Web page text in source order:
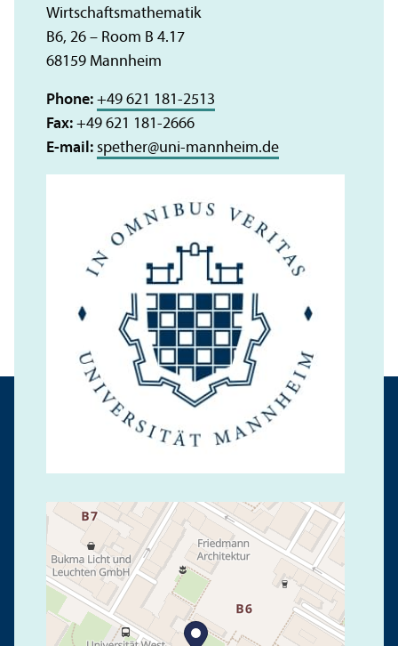
Wirtschaftsmathematik
B6, 26 – Room B 4.17
68159 Mannheim
Phone: +49 621 181-2513
Fax: +49 621 181-2666
E-mail: spether@uni-mannheim.de